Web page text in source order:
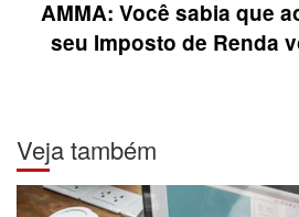
AMMA: Você sabia que
seu Imposto de Renda
Veja também